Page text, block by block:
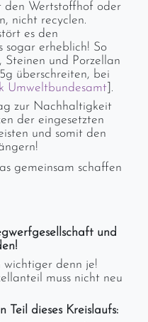
den Wertstoffhof oder
nicht recyclen.
es den
sogar erheblich! So
und Porzellan
überschreiten, bei
Umweltbundesamt ].
zur Nachhaltigkeit
der eingesetzten
und somit den
gemeinsam schaffen
und
wichtiger denn je!
muss nicht neu
Teil dieses Kreislaufs: